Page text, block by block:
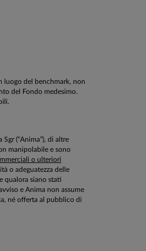
luogo del benchmark, non
del Fondo medesimo.
(“Anima”), di altre
manipolabile e sono
o ulteriori
o adeguatezza delle
qualora siano stati
e Anima non assume
né offerta al pubblico di